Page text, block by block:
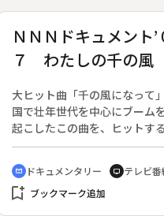
開と高齢化の問題。しかし、
深見の人々には、今の時代が忘
けていた助け合いの心が生き
能登に生きる人々の素朴な強
く。
ＮＮＮドキュメント’
７ わたしの千の
大ヒット曲「千の風になって
国で壮年世代を中心にブーム
起こしたこの曲を、ヒットす
前から歌い続けている合唱団
県にある。「男声合唱団ゴール
エイジふくい」だ。◆メンバー
るための条件は６０歳以上の男
cinematic_blur ドキュメンタリー tv テレビ番
bookmark_add ブックマーク追加